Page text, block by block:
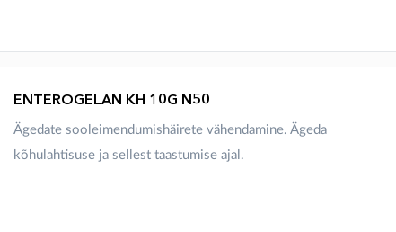
ENTEROGELAN KH 10G N50
​​​​​​​Ägedate sooleimendumishäirete vähendamine. Ägeda
kõhulahtisuse ja sellest taastumise ajal.